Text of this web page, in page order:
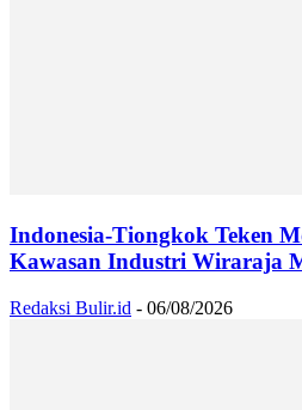
Indonesia-Tiongkok Teken
Kawasan Industri Wiraraja
Redaksi Bulir.id - 06/08/2026